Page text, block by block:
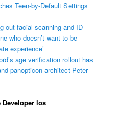
Teen-by-Default Settings
out facial scanning and ID
who doesn’t want to be
experience’
age verification rollout has
panopticon architect Peter
Developer los